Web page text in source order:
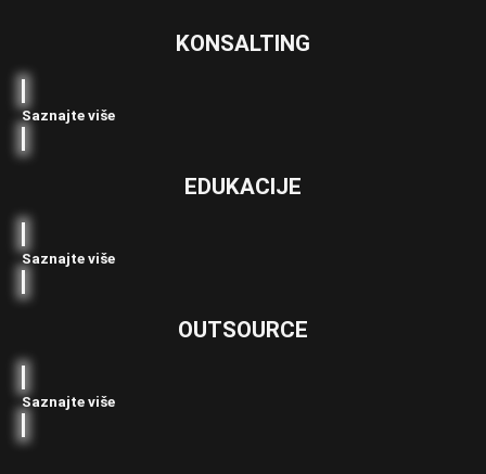
KONSALTING
Saznajte više
EDUKACIJE
Saznajte više
OUTSOURCE
Saznajte više